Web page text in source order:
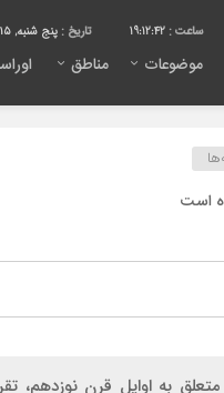
19:12:43 تاریخ : پنج شنبه, ۱۵ مرداد , ۱۴۰۵
موضوعات مناطق
است
به اوایل قرن نوزدهم،